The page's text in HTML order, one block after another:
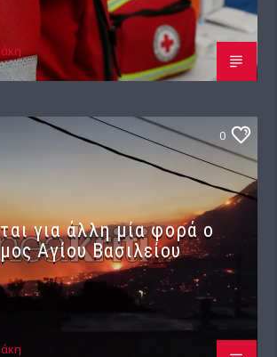
0
για άλλη μία φορά ο
Αγίου Βασιλείου